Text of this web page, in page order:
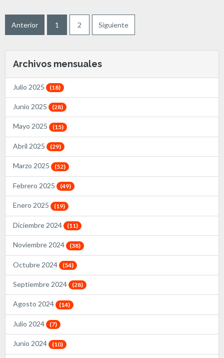
Anterior 1 2 Siguiente
Archivos mensuales
Julio 2025 (18)
Junio 2025 (28)
Mayo 2025 (15)
Abril 2025 (29)
Marzo 2025 (52)
Febrero 2025 (49)
Enero 2025 (19)
Diciembre 2024 (11)
Noviembre 2024 (38)
Octubre 2024 (54)
Septiembre 2024 (28)
Agosto 2024 (14)
Julio 2024 (7)
Junio 2024 (10)